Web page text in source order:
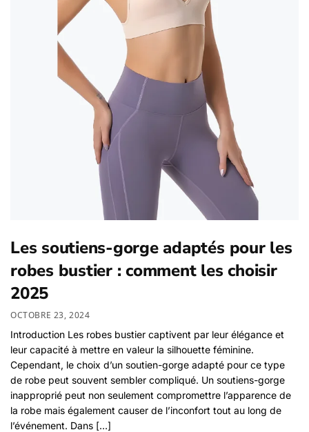
Les soutiens-gorge adaptés pour les
robes bustier : comment les choisir
2025
OCTOBRE 23, 2024
Introduction Les robes bustier captivent par leur élégance et
leur capacité à mettre en valeur la silhouette féminine.
Cependant, le choix d’un soutien-gorge adapté pour ce type
de robe peut souvent sembler compliqué. Un soutiens-gorge
inapproprié peut non seulement compromettre l’apparence de
la robe mais également causer de l’inconfort tout au long de
l’événement. Dans […]